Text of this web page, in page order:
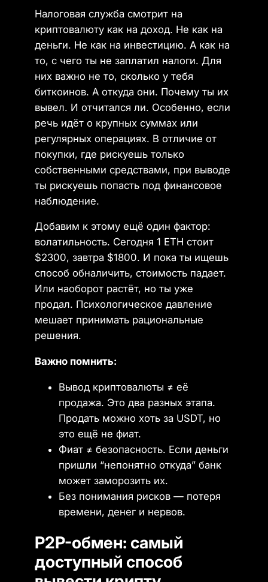
Налоговая служба смотрит на
криптовалюту как на доход. Не как на
деньги. Не как на инвестицию. А как на
то, с чего ты не заплатил налоги. Для
них важно не то, сколько у тебя
биткоинов. А откуда они. Почему ты их
вывел. И отчитался ли. Особенно, если
речь идёт о крупных суммах или
регулярных операциях. В отличие от
покупки, где рискуешь только
собственными средствами, при выводе
ты рискуешь попасть под финансовое
наблюдение.
Добавим к этому ещё один фактор:
волатильность. Сегодня 1 ETH стоит
$2300, завтра $1800. И пока ты ищешь
способ обналичить, стоимость падает.
Или наоборот растёт, но ты уже
продал. Психологическое давление
мешает принимать рациональные
решения.
Важно помнить:
Вывод криптовалюты ≠ её
продажа. Это два разных этапа.
Продать можно хоть за USDT, но
это ещё не фиат.
Фиат ≠ безопасность. Если деньги
пришли “непонятно откуда” банк
может заморозить их.
Без понимания рисков — потеря
времени, денег и нервов.
P2P-обмен: самый
доступный способ